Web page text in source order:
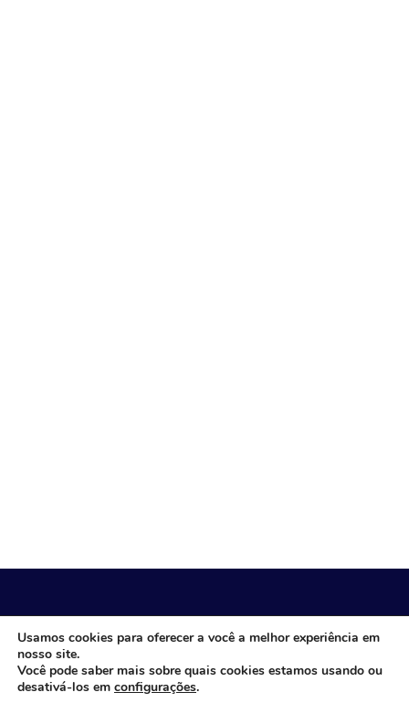
Consultoria de gestão empresarial com
foco em performance
Usamos cookies para oferecer a você a melhor experiência em
nosso site.
Você pode saber mais sobre quais cookies estamos usando ou
desativá-los em configurações.